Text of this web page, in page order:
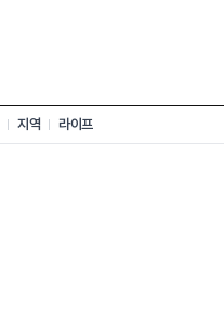
지역 라이프